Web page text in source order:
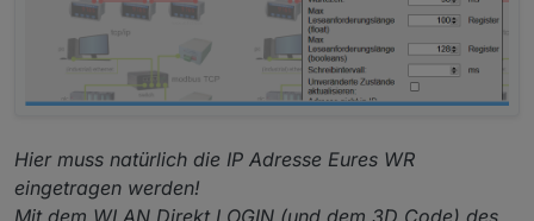
Hier muss natürlich die IP Adresse Eures WR
eingetragen werden!